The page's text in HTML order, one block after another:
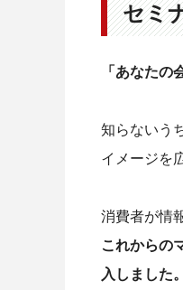
セミ
「あなたの
知らないう
イメージを
消費者が情
これからの
入しました。